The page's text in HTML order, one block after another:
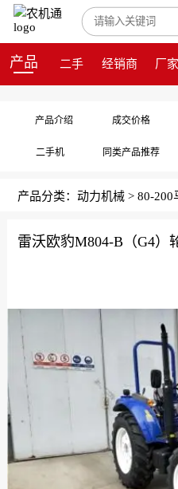
产品 二手 经销商 厂家
产品介绍 成交价格
二手机 同类产品推荐
产品分类： 动力机械 > 80-200
雷沃欧豹M804-B（G4）